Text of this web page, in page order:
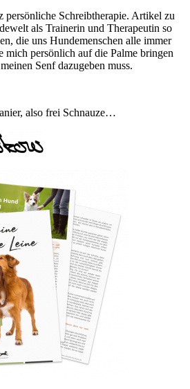
persönliche Schreibtherapie. Artikel zu
als Trainerin und Therapeutin so
die uns Hundemenschen alle immer
persönlich auf die Palme bringen
Senf dazugeben muss.
also frei Schnauze…